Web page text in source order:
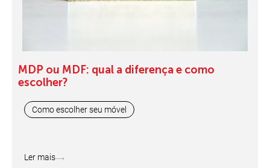
MDP ou MDF: qual a diferença e como
escolher?
Como escolher seu móvel
Ler mais